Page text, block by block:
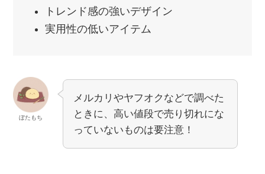
トレンド感の強いデザイン
実用性の低いアイテム
ぼたもち
メルカリやヤフオクなどで調べた
ときに、高い値段で売り切れにな
っていないものは要注意！